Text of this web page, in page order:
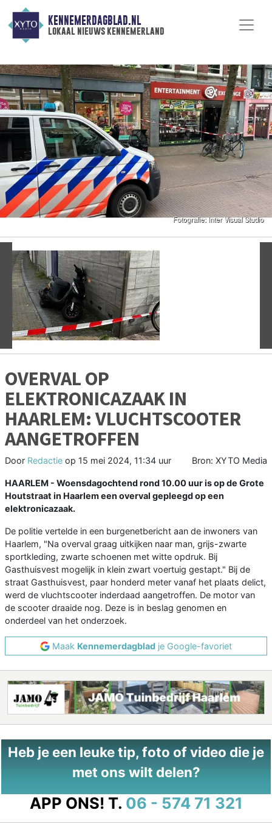
KENNEMERDAGBLAD.NL
lokaal nieuws kennemerland
Vorige
OVERVAL OP
ELEKTRONICAZAAK IN
HAARLEM: VLUCHTSCOOTER
AANGETROFFEN
Door Redactie op 15 mei 2024, 11:34 uur Bron: XYTO Media
HAARLEM - Woensdagochtend rond 10.00 uur is op de Grote
Houtstraat in Haarlem een overval gepleegd op een
elektronicazaak.
De politie vertelde in een burgenetbericht aan de inwoners van
Haarlem, "Na overval graag uitkijken naar man, grijs-zwarte
sportkleding, zwarte schoenen met witte opdruk. Bij
Gasthuisvest mogelijk in klein zwart voertuig gestapt." Bij de
straat Gasthuisvest, paar honderd meter vanaf het plaats delict,
werd de vluchtscooter inderdaad aangetroffen. De motor van
de scooter draaide nog. Deze is in beslag genomen en
onderdeel van het onderzoek.
Maak Kennemerdagblad je Google-favoriet
Heb je een leuke tip, foto of video die je
met ons wilt delen?
APP ONS! T. 06 - 574 71 321